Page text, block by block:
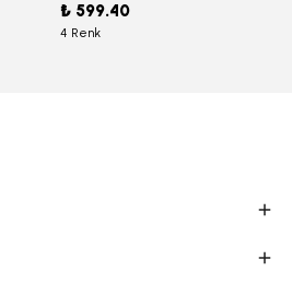
₺ 599.40
4 Renk